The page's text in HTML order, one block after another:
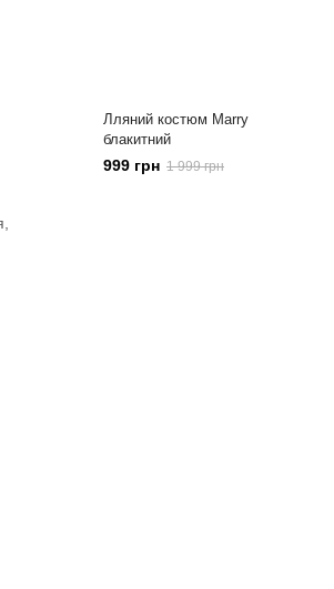
Лляний костюм Marry
блакитний
999 грн 1 999 грн